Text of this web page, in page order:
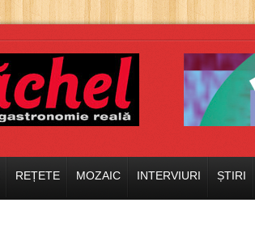
REȚETE MOZAIC INTERVIURI ȘTIRI